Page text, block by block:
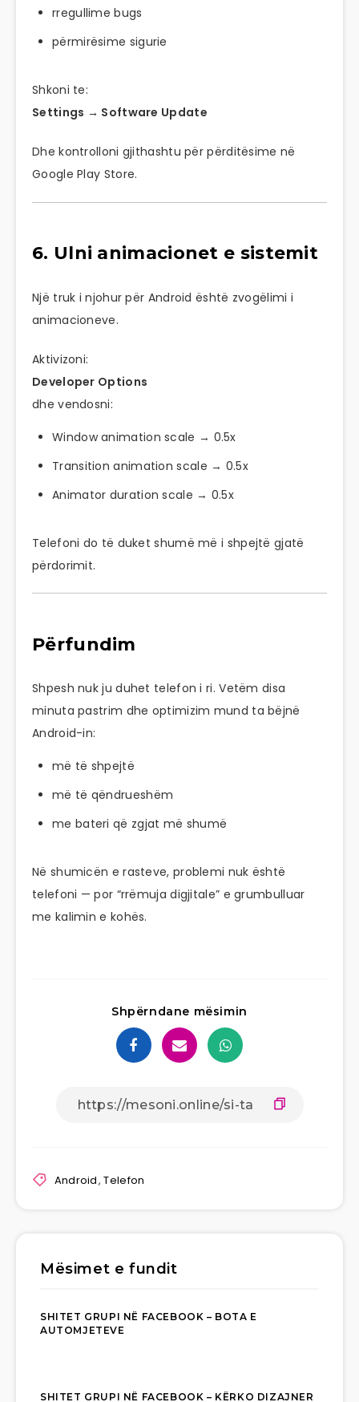
rregullime bugs
përmirësime sigurie
Shkoni te:
Settings → Software Update
Dhe kontrolloni gjithashtu për përditësime në
Google Play Store.
6. Ulni animacionet e sistemit
Një truk i njohur për Android është zvogëlimi i
animacioneve.
Aktivizoni:
Developer Options
dhe vendosni:
Window animation scale → 0.5x
Transition animation scale → 0.5x
Animator duration scale → 0.5x
Telefoni do të duket shumë më i shpejtë gjatë
përdorimit.
Përfundim
Shpesh nuk ju duhet telefon i ri. Vetëm disa
minuta pastrim dhe optimizim mund ta bëjnë
Android-in:
më të shpejtë
më të qëndrueshëm
me bateri që zgjat më shumë
Në shumicën e rasteve, problemi nuk është
telefoni — por “rrëmuja digjitale” e grumbulluar
me kalimin e kohës.
Shpërndane mësimin
Android,Telefon
Mësimet e fundit
SHITET GRUPI NË FACEBOOK – BOTA E
AUTOMJETEVE
SHITET GRUPI NË FACEBOOK – KËRKO DIZAJNER